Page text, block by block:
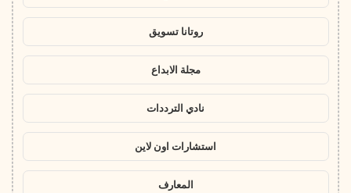
روتانا تسويق
مجلة الابداع
نادي الترددات
استشارات اون لاين
المعارف